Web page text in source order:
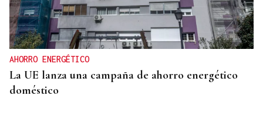
AHORRO ENERGÉTICO
La UE lanza una campaña de ahorro energético
doméstico